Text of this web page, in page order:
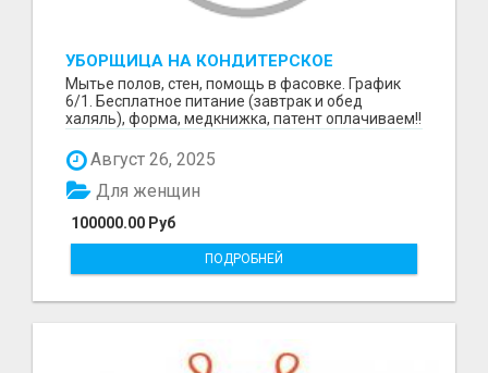
УБОРЩИЦА НА КОНДИТЕРСКОЕ
ПРОИЗВОДСТВО (МАРЬИНО/КУРЬЯНОВО)
Мытье полов, стен, помощь в фасовке. График
6/1. Бесплатное питание (завтрак и обед
халяль), форма, медкнижка, патент оплачиваем!!
Август 26, 2025
100000.00 Руб
Для женщин
ПОДРОБНЕЙ